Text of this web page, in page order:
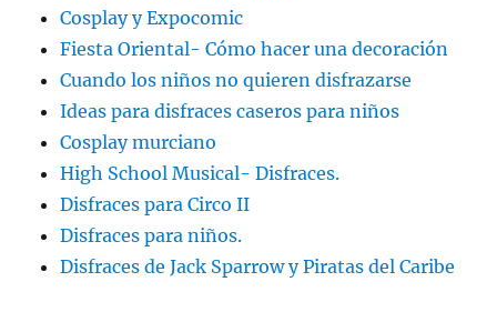
Cosplay y Expocomic
Fiesta Oriental- Cómo hacer una decoración
Cuando los niños no quieren disfrazarse
Ideas para disfraces caseros para niños
Cosplay murciano
High School Musical- Disfraces.
Disfraces para Circo II
Disfraces para niños.
Disfraces de Jack Sparrow y Piratas del Caribe